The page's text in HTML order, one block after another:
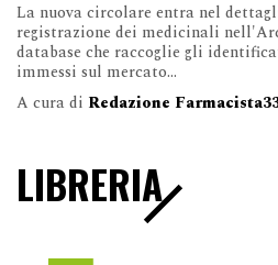
La nuova circolare entra nel
registrazione dei medicinali
database che raccoglie gli
immessi sul mercato...
A cura di Redazione
LIBRERIA